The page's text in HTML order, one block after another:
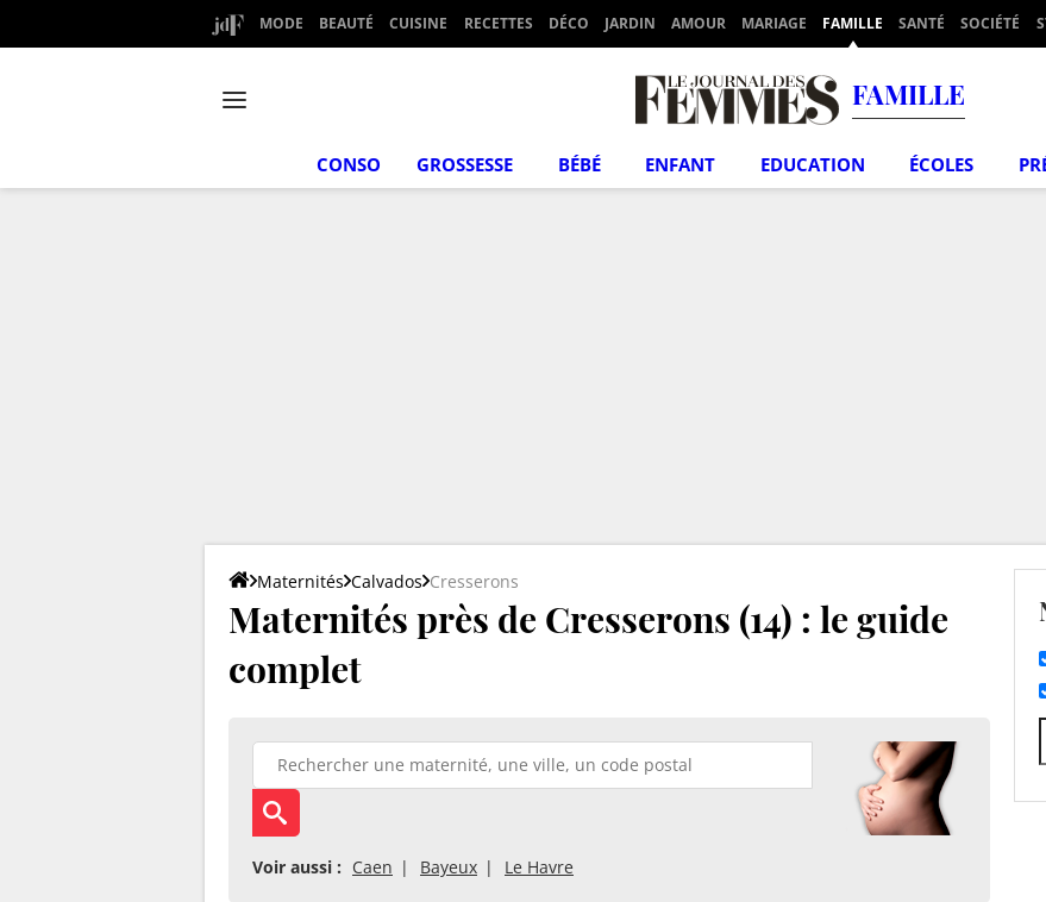
MODE BEAUTÉ CUISINE RECETTES DÉCO JARDIN AMOUR MARIAGE FAMILLE SANTÉ SOCIÉTÉ
FAMILLE
CONSO GROSSESSE BÉBÉ ENFANT EDUCATION ÉCOLES
Maternités Calvados Cresserons
Maternités près de Cresserons (14) : le guide
complet
Voir aussi : Caen Bayeux Le Havre